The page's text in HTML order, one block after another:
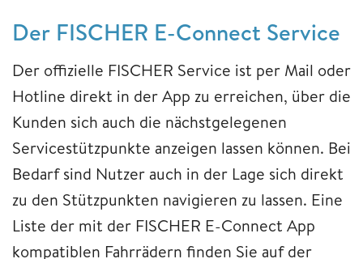
Der FISCHER E-Connect Service
Der offizielle FISCHER Service ist per Mail oder
Hotline direkt in der App zu erreichen, über die
Kunden sich auch die nächstgelegenen
Servicestützpunkte anzeigen lassen können. Bei
Bedarf sind Nutzer auch in der Lage sich direkt
zu den Stützpunkten navigieren zu lassen. Eine
Liste der mit der FISCHER E-Connect App
kompatiblen Fahrrädern finden Sie auf der